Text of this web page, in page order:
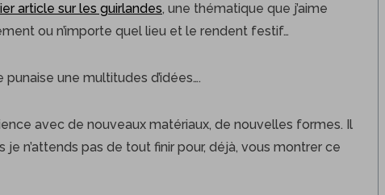
article sur les guirlandes, une thématique que j’aime
ou n’importe quel lieu et le rendent festif…
punaise une multitudes d’idées….
avec de nouveaux matériaux, de nouvelles formes. Il
n’attends pas de tout finir pour, déjà, vous montrer ce